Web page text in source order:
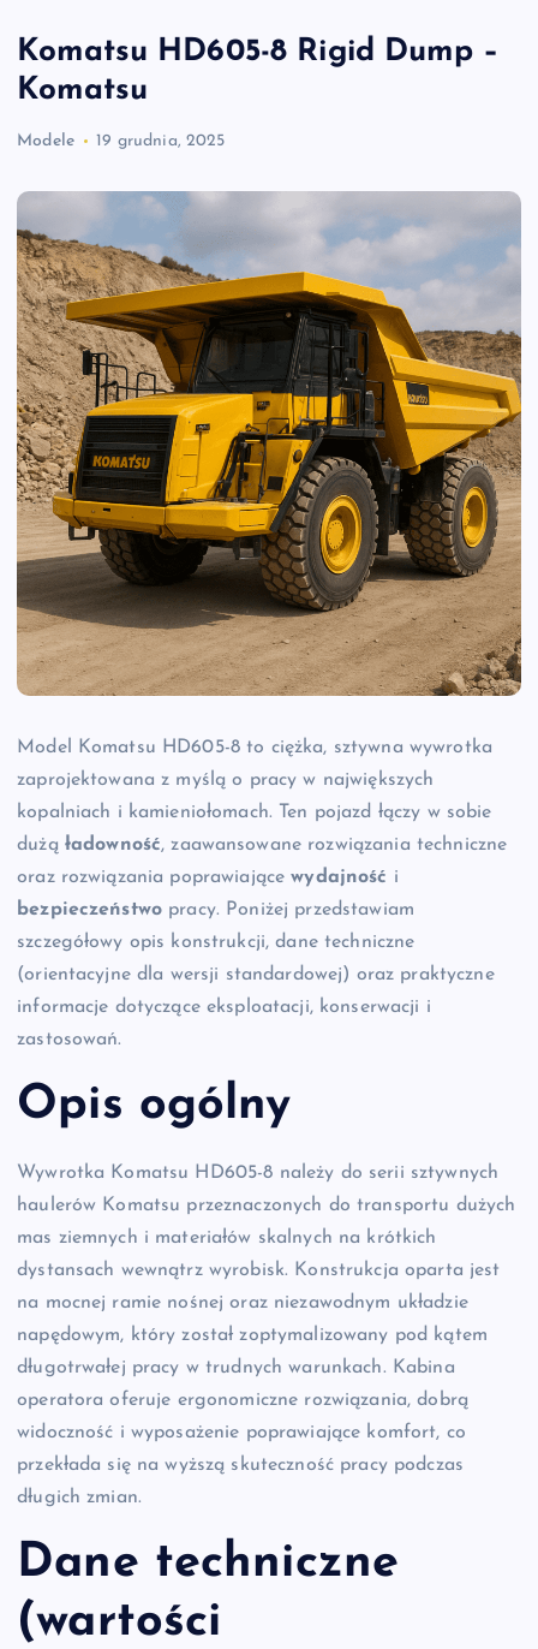
Komatsu HD605-8 Rigid Dump –
Komatsu
Modele 19 grudnia, 2025
Model Komatsu HD605-8 to ciężka, sztywna wywrotka
zaprojektowana z myślą o pracy w największych
kopalniach i kamieniołomach. Ten pojazd łączy w sobie
dużą ładowność, zaawansowane rozwiązania techniczne
oraz rozwiązania poprawiającewydajność i
bezpieczeństwo pracy. Poniżej przedstawiam
szczegółowy opis konstrukcji, dane techniczne
(orientacyjne dla wersji standardowej) oraz praktyczne
informacje dotyczące eksploatacji, konserwacji i
zastosowań.
Opis ogólny
Wywrotka Komatsu HD605-8 należy do serii sztywnych
haulerów Komatsu przeznaczonych do transportu dużych
mas ziemnych i materiałów skalnych na krótkich
dystansach wewnątrz wyrobisk. Konstrukcja oparta jest
na mocnej ramie nośnej oraz niezawodnym układzie
napędowym, który został zoptymalizowany pod kątem
długotrwałej pracy w trudnych warunkach. Kabina
operatora oferuje ergonomiczne rozwiązania, dobrą
widoczność i wyposażenie poprawiające komfort, co
przekłada się na wyższą skuteczność pracy podczas
długich zmian.
Dane techniczne
(wartości